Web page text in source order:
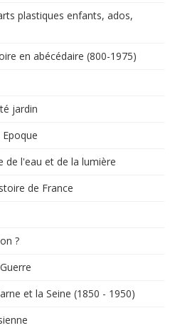
plastiques enfants, ados,
en abécédaire (800-1975)
jardin
de l'eau et de la lumière
de France
?
et la Seine (1850 - 1950)